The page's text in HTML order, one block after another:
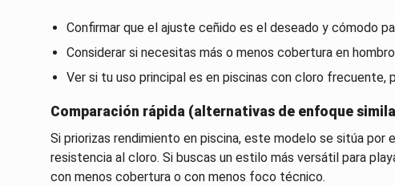
Confirmar que el ajuste ceñido es el deseado y cómodo
Considerar si necesitas más o menos cobertura en
Ver si tu uso principal es en piscinas con cloro frecuente,
Comparación rápida (alternativas de enfoque
Si priorizas rendimiento en piscina, este modelo se sitúa por
resistencia al cloro. Si buscas un estilo más versátil para
con menos cobertura o con menos foco técnico.